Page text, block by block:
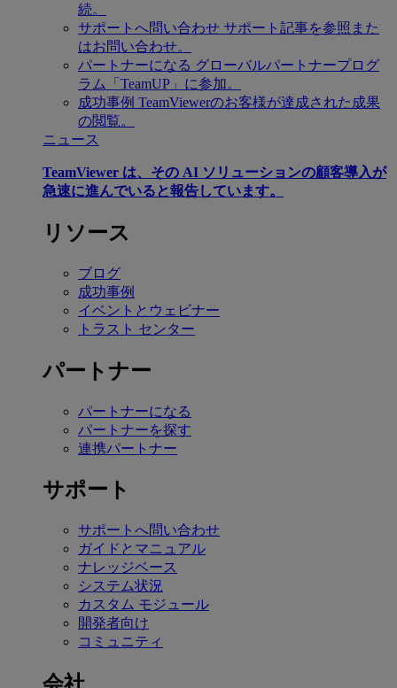
続。
サポートへ問い合わせ サポート記事を参照また
はお問い合わせ。
パートナーになる グローバルパートナープログ
ラム「TeamUP」に参加。
成功事例 TeamViewerのお客様が達成された成果
の閲覧。
ニュース
TeamViewer は、その AI ソリューションの顧客導入が
急速に進んでいると報告しています。
リソース
ブログ
成功事例
イベントとウェビナー
トラスト センター
パートナー
パートナーになる
パートナーを探す
連携パートナー
サポート
サポートへ問い合わせ
ガイドとマニュアル
ナレッジベース
システム状況
カスタム モジュール
開発者向け
コミュニティ